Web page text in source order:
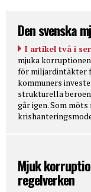
Den svenska
I artikel två i
mjuka
för miljardintäkter
kommuners
strukturella
går igen. Som
Mjuk
regelverken